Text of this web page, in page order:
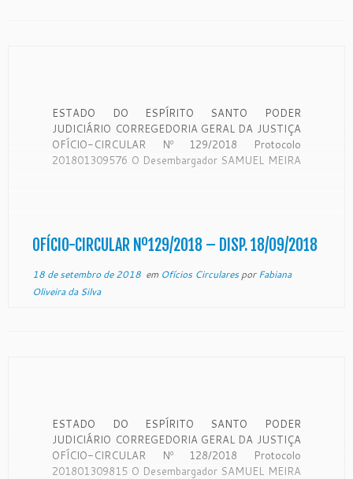
ESTADO DO ESPÍRITO SANTO PODER
JUDICIÁRIO CORREGEDORIA GERAL DA JUSTIÇA
OFÍCIO-CIRCULAR Nº 129/2018 Protocolo
201801309576 O Desembargador SAMUEL MEIRA
fiscalização, disciplina e orientação administrativa,
[…]
OFÍCIO-CIRCULAR Nº129/2018 – DISP. 18/09/2018
18 de setembro de 2018em Ofícios CircularesporFabiana
Oliveira da Silva
ESTADO DO ESPÍRITO SANTO PODER
JUDICIÁRIO CORREGEDORIA GERAL DA JUSTIÇA
OFÍCIO-CIRCULAR Nº 128/2018 Protocolo
201801309815 O Desembargador SAMUEL MEIRA